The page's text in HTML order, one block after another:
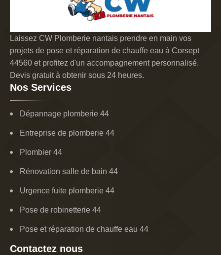
Laissez CW Plomberie nantais prendre en main vos
projets de pose et réparation de chauffe eau à Corsept
44560 et profitez d'un accompagnement personnalisé.
Devis gratuit à obtenir sous 24 heures.
Nos Services
Dépannage plomberie 44
Entreprise de plomberie 44
Plombier 44
Rénovation salle de bain 44
Urgence fuite plomberie 44
Pose de robinetterie 44
Pose et réparation de chauffe eau 44
Contactez nous